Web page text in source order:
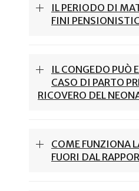
IL PERIODO DI
FINI
IL CONGEDO PUÒ
CASO DI PARTO
RICOVERO DEL
COME FUNZIONA
FUORI DAL